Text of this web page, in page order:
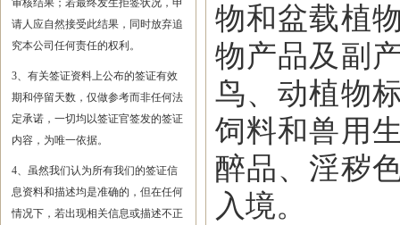
审核结果；若最终发生拒签状况，申
请人应自然接受此结果，同时放弃追
究本公司任何责任的权利。
3、有关签证资料上公布的签证有效
期和停留天数，仅做参考而非任何法
定承诺，一切均以签证官签发的签证
内容，为唯一依据。
4、虽然我们认为所有我们的签证信
息资料和描述均是准确的，但在任何
情况下，若出现相关信息或描述不正
物和盆载植
物产品及副
鸟、动植物
饲料和兽用
醉品、淫秽
入境。